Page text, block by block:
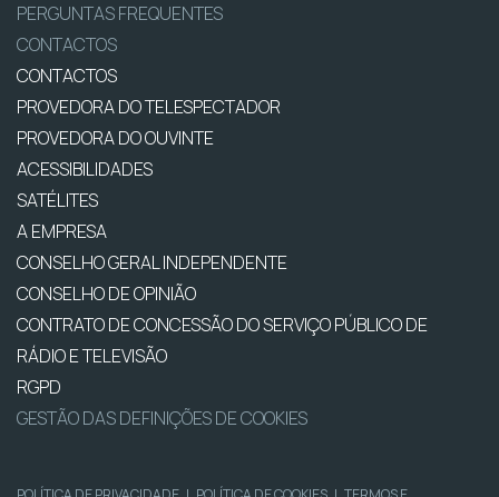
PERGUNTAS FREQUENTES
CONTACTOS
CONTACTOS
PROVEDORA DO TELESPECTADOR
PROVEDORA DO OUVINTE
ACESSIBILIDADES
SATÉLITES
A EMPRESA
CONSELHO GERAL INDEPENDENTE
CONSELHO DE OPINIÃO
CONTRATO DE CONCESSÃO DO SERVIÇO PÚBLICO DE
RÁDIO E TELEVISÃO
RGPD
GESTÃO DAS DEFINIÇÕES DE COOKIES